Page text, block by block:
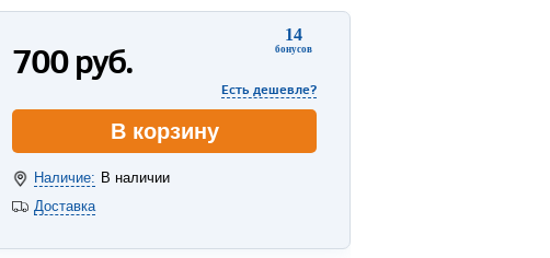
14
бонусов
700руб.
Есть дешевле?
В корзину
Наличие: В наличии
Доставка